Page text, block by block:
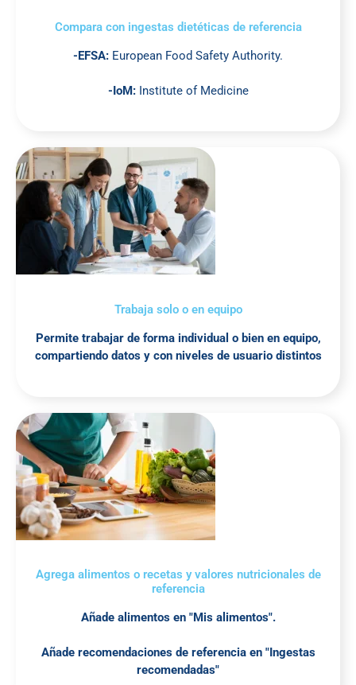
Compara con ingestas dietéticas de referencia
-EFSA: European Food Safety Authority.
-IoM:Institute of Medicine
Trabaja solo o en equipo
Permite trabajar de forma individual o bien en equipo,
compartiendo datos y con niveles de usuario distintos
Agrega alimentos o recetas y valores nutricionales de
referencia
Añade alimentos en "Mis alimentos".
Añade recomendaciones de referencia en "Ingestas
recomendadas"